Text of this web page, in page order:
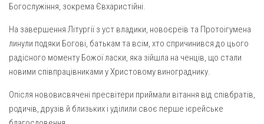
Богослужіння, зокрема Євхаристійні.
На завершення Літургії з уст владики, новоєреїв та Протоігумена
линули подяки Богові, батькам та всім, хто спричинився до цього
радісного моменту Божої ласки, яка зійшла на ченців, що стали
новими співпрацівниками у Христовому винограднику.
Опісля нововисвячені пресвітери приймали вітання від співбратів,
родичів, друзів й близьких і уділили своє перше ієрейське